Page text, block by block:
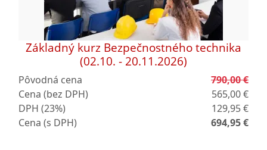
Základný kurz Bezpečnostného technika
(02.10. - 20.11.2026)
Pôvodná cena
790,00 €
Cena (bez DPH)
565,00 €
DPH (23%)
129,95 €
Cena (s DPH)
694,95 €